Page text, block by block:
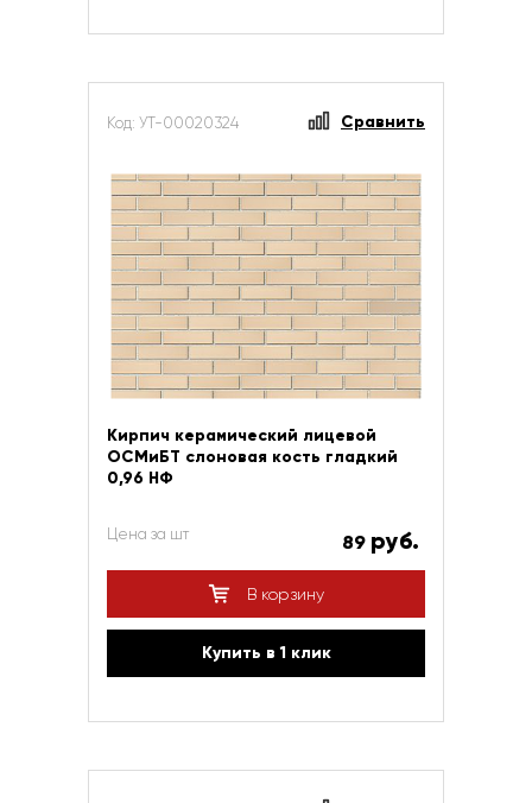
Код: УТ-00020324 Сравнить
Кирпич керамический лицевой
ОСМиБТ слоновая кость гладкий
0,96 НФ
Цена за шт 89 руб.
В корзину
Купить в 1 клик